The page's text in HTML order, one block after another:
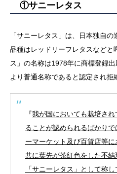
①サニーレタス
「サニーレタス」は、日本独自
品種はレッドリーフレタスなどと
ス」の名称は1978年に商標登録
より普通名称であると認定され拒
『我が国においても栽培さ
ることが認められるばかり
ーマーケット及び百貨店等
共に葉先が茶紅色をした不
「サニーレタス」として称